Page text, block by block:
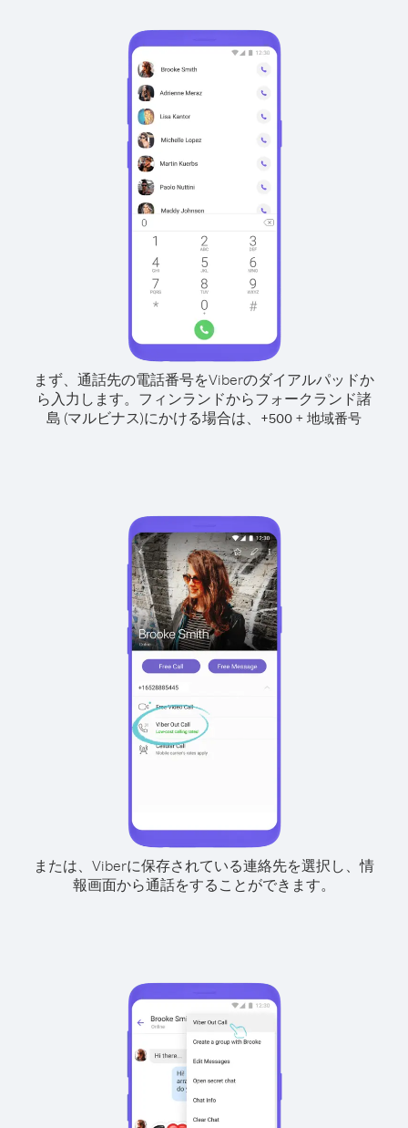
まず、通話先の電話番号をViberのダイアルパッドか
ら入力します。 フィンランドからフォークランド諸
島 (マルビナス)にかける場合は、 +500 + 地域番号
または、Viberに保存されている連絡先を選択し、情
報画面から通話をすることができます。